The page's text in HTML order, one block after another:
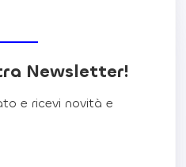
Newsletter!
e ricevi novità e